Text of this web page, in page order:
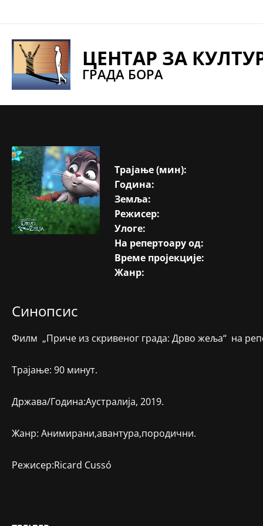
na
sadržaj
ЦЕНТАР ЗА
ГРАДА БОРА
Трајање (мин):
Година:
Земља:
Режисер:
Улоге:
На репертоару од:
Време пројекције:
Жанр:
Синопсис
Филм „Приче из скривеног града: Дрво жеља“ на
Трајање: 90 минут.
Држава/Година:Аустралија, 2019.
Жанр: Анимирани,авантура,породични.
Режисер:Ricard Cussó